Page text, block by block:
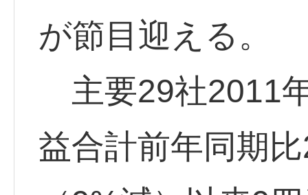
が節目迎える。
主要29社2011
益合計前年同期